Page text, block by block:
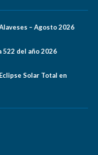
– Agosto 2026
522 del año 2026
Solar Total en